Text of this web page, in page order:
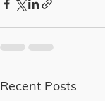
Recent Posts